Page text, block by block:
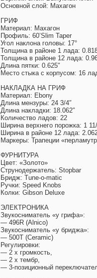
Основной слой: Махагон
ГРИФ
Материал: Махагон
Профиль: 60’Slim Taper
Угол наклона головы: 17°
Толщина в районе 1 лада:
Толщина в районе 12 лада:
Длина пятки: 0.625″
Место стыка с корпусом: 16
НАКЛАДКА НА ГРИФ
Материал: Ebony
Длина мензуры: 24 3/4″
Длина накладки: 18.062″
Количество ладов: 22
Ширина верхнего порожка: 1
Ширина в районе 12 лада:
Маркеры: Трапеции
ФУРНИТУРА
Цвет: «Золото»
Струнодержатель: Stopbar
Бридж: Tune-o-matic
Ручки: Speed Knobs
Колки: Gibson Deluxe
ЭЛЕКТРОНИКА
Звукосниматель «у грифа»:
— 496R (Alnico)
Звукосниматель «у бриджа»:
— 500T (Ceramic)
Регулировки:
— 2 х громкость,
— 2 х тембр,
— 3-позиционный